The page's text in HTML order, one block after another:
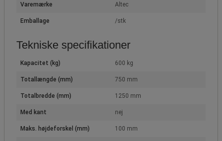
Varemærke Altec
Emballage /stk
Tekniske specifikationer
Kapacitet (kg) 600 kg
Totallængde (mm) 750 mm
Totalbredde (mm) 1250 mm
Med kant nej
Maks. højdeforskel (mm) 100 mm